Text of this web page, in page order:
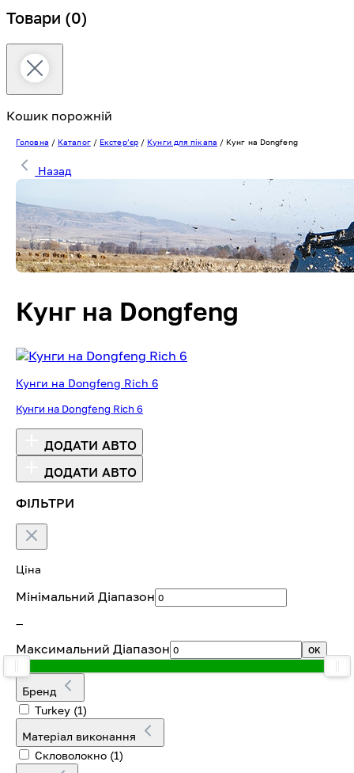
Товари (0)
Кошик порожній
Головна / Каталог/ Екстерʼєр/ Кунги для пікапа / Кунг на Dongfeng
Назад
Кунг на Dongfeng
Кунги на Dongfeng Rich 6
Кунги на Dongfeng Rich 6
ДОДАТИ АВТО
ДОДАТИ АВТО
ФІЛЬТРИ
Ціна
Мінімальний Діапазон
—
Максимальний Діапазон OK
Бренд
Turkey (1)
Матеріал виконання
Скловолокно (1)